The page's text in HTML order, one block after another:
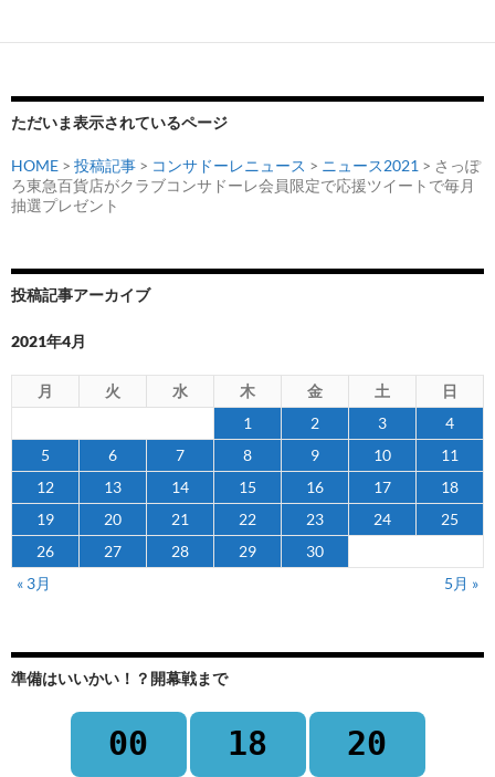
シ
ョ
ン
ただいま表示されているページ
HOME > 投稿記事 > コンサドーレニュース > ニュース2021 > さっぽ
ろ東急百貨店がクラブコンサドーレ会員限定で応援ツイートで毎月
抽選プレゼント
投稿記事アーカイブ
2021年4月
月 火 水 木 金 土
日
1
2 3
4
5
6 7 8 9 10
11
12
13 14 15 16 17
18
19
20 21 22 23 24
25
26
27 28 29
30
« 3月
5月 »
準備はいいかい！？開幕戦まで
00 18 20